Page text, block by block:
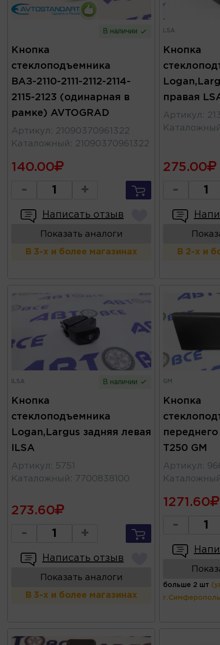
В наличии
Кнопка
стеклоподъемника
ВАЗ-2110-2111-2112-2114-
2115-2123 (одинарная в
рамке) AVTOGRAD
Артикул : 21090370961322
Каталожный : 21090370961322
140.00
- +
Написать отзыв
Показать аналоги
В 3-х и более магазинах
LSA
Кнопка
правая
Артикул :
275.00
-
В 2-х и
ILSA В наличии
Кнопка
стеклоподъемника
Logan,Largus задняя левая
ILSA
Артикул : 5751
Каталожный : 7700838100
273.60
- +
Написать отзыв
Показать аналоги
В 3-х и более магазинах
GM
Кнопка
T250 GM
Артикул :
1271.60
-
больше 2 шт